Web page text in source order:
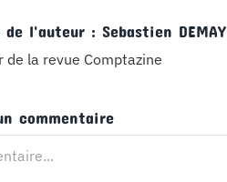
de l'auteur : Sebastien DEMAY
de la revue Comptazine
commentaire